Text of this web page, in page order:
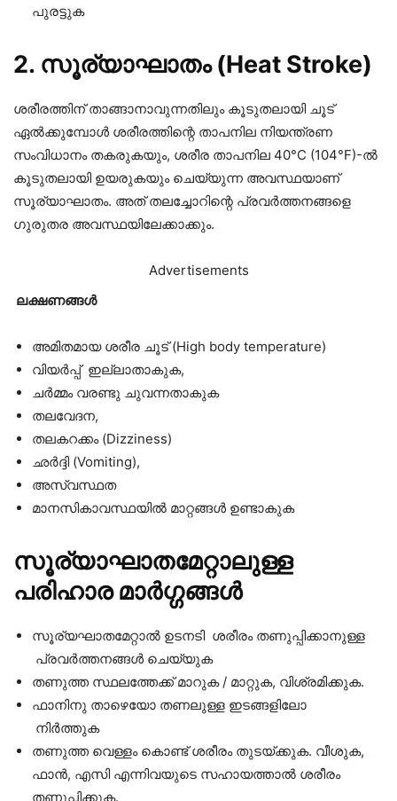
പുരട്ടുക
2. സൂര്യാഘാതം (Heat Stroke)
ശരീരത്തിന് താങ്ങാനാവുന്നതിലും കൂടുതലായി ചൂട്
ഏൽക്കുമ്പോൾ ശരീരത്തിന്റെ താപനില നിയന്ത്രണ
സംവിധാനം തകരുകയും, ശരീര താപനില 40°C (104°F)-ൽ
കൂടുതലായി ഉയരുകയും ചെയ്യുന്ന അവസ്ഥയാണ്
സൂര്യാഘാതം. അത് തലച്ചോറിന്റെ പ്രവർത്തനങ്ങളെ
ഗുരുതര അവസ്ഥയിലേക്കാക്കും.
Advertisements
ലക്ഷണങ്ങൾ
അമിതമായ ശരീര ചൂട് (High body temperature)
വിയർപ്പ് ഇല്ലാതാകുക,
ചർമ്മം വരണ്ടു ചുവന്നതാകുക
തലവേദന,
തലകറക്കം (Dizziness)
ഛർദ്ദി (Vomiting),
അസ്വസ്ഥത
മാനസികാവസ്ഥയിൽ മാറ്റങ്ങൾ ഉണ്ടാകുക
സൂര്യാഘാതമേറ്റാലുള്ള
പരിഹാര മാർഗ്ഗങ്ങൾ
സൂര്യഘാതമേറ്റാൽ ഉടനടി ശരീരം തണുപ്പിക്കാനുള്ള
പ്രവർത്തനങ്ങൾ ചെയ്യുക
തണുത്ത സ്ഥലത്തേക്ക് മാറുക / മാറ്റുക, വിശ്രമിക്കുക.
ഫാനിനു താഴെയോ തണലുള്ള ഇടങ്ങളിലോ
നിർത്തുക
തണുത്ത വെള്ളം കൊണ്ട് ശരീരം തുടയ്ക്കുക. വീശുക,
ഫാൻ, എസി എന്നിവയുടെ സഹായത്താൽ ശരീരം
തണുപ്പിക്കുക.